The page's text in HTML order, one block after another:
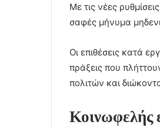
Με τις νέες
σαφές μήνυμα
Οι επιθέσεις κατά
πράξεις που
πολιτών και
Κοινωφελής